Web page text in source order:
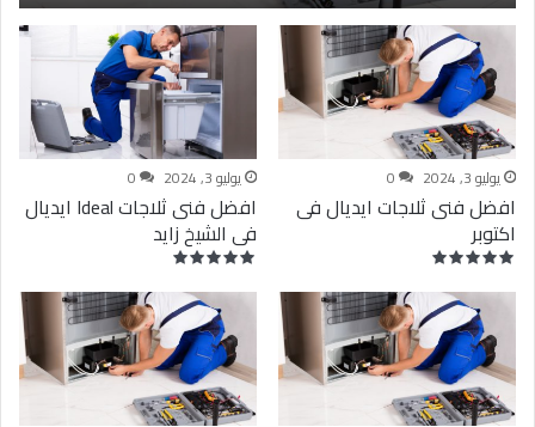
يوليو 3, 2024 0
افضل فنى ثلاجات ايديال فى
اكتوبر
يوليو 3, 2024 0
افضل فنى ثلاجات Ideal ايديال
فى الشيخ زايد